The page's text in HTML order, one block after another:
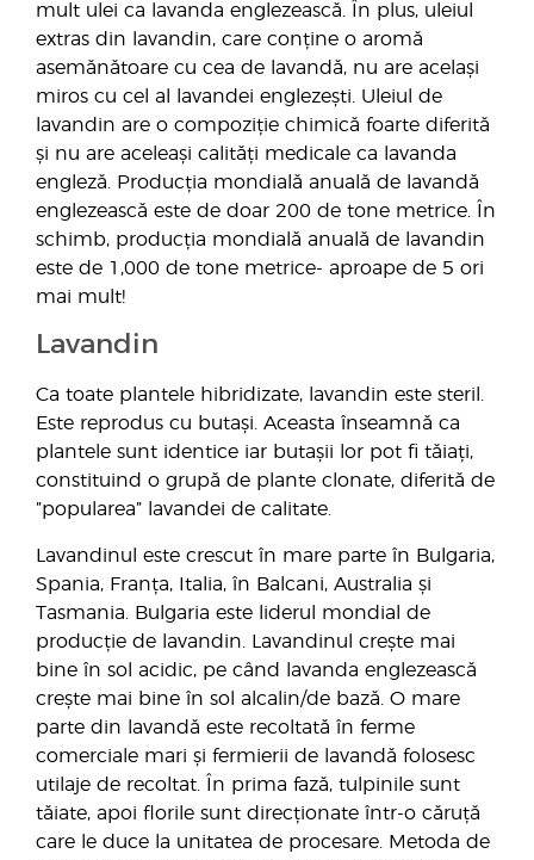
mult ulei ca lavanda englezească. În plus, uleiul
extras din lavandin, care conține o aromă
asemănătoare cu cea de lavandă, nu are același
miros cu cel al lavandei englezești. Uleiul de
lavandin are o compoziție chimică foarte diferită
și nu are aceleași calități medicale ca lavanda
engleză. Producția mondială anuală de lavandă
englezească este de doar 200 de tone metrice. În
schimb, producția mondială anuală de lavandin
este de 1,000 de tone metrice- aproape de 5 ori
mai mult!
Lavandin
Ca toate plantele hibridizate, lavandin este steril.
Este reprodus cu butași. Aceasta înseamnă ca
plantele sunt identice iar butașii lor pot fi tăiați,
constituind o grupă de plante clonate, diferită de
”popularea” lavandei de calitate.
Lavandinul este crescut în mare parte în Bulgaria,
Spania, Franța, Italia, în Balcani, Australia și
Tasmania. Bulgaria este liderul mondial de
producție de lavandin. Lavandinul crește mai
bine în sol acidic, pe când lavanda englezească
crește mai bine în sol alcalin/de bază. O mare
parte din lavandă este recoltată în ferme
comerciale mari și fermierii de lavandă folosesc
utilaje de recoltat. În prima fază, tulpinile sunt
tăiate, apoi florile sunt direcționate într-o căruță
care le duce la unitatea de procesare. Metoda de